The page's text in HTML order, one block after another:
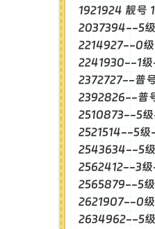
1921924 靓号
2037394--5
2214927--0
2241930--1
2372727--普
2392826--普
2510873--5
2521514--5级
2543634--5
2562412--3
2565879--5
2621907--0
2634962--5